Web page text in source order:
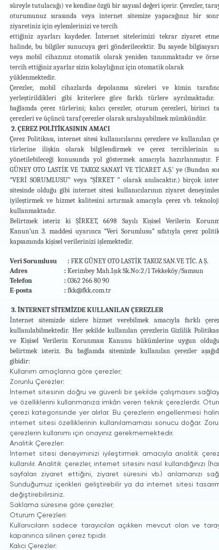
süreyle tutulacağı) ve kendine özgü bir sayısal değeri içerir. Çerezler,
oturumunuz sırasında veya internet sitemize yapacağınız bir
ziyaretiniz için eylemlerinizi ve tercih
ettiğiniz ayarları kaydeder. İnternet sitelerimizi tekrar ziyaret
halinde, bu bilgiler sunucuya geri gönderilecektir. Bu sayede
veya mobil cihazınız otomatik olarak yeniden tanınmaktadır ve
tercih ettiğiniz ayarlar sizin kolaylığınız için otomatik olarak
yüklenmektedir.
Çerezler, mobil cihazlarda depolanma süreleri ve kimin
yerleştirildikleri gibi kriterlere göre farklı türlere ayrılmaktadır.
bağlamda çerez türlerini; kalıcı çerezler, oturum çerezleri, birinci
çerezleri ve üçüncü taraf çerezler olarak sıralayabilmek mümkündür.
2. ÇEREZ POLİTİKASININ AMACI
Çerez Politikası, internet sitesi kullanıcılarını çerezlere ve kullanılan
türlerine ilişkin olarak bilgilendirmek ve çerez tercihlerinin
yönetilebileceği konusunda yol göstermek amacıyla hazırlanmıştır.
GÜNEY OTO LASTİK VE TAKOZ SANAYİ VE TİCARET A.Ş.’ ye (Bundan
“VERİ SORUMLUSU” veya “ŞİRKET ” olarak anılacaktır.) birçok
sitesinde olduğu gibi internet sitesi kullanıcılarının ziyaret
iyileştirmek ve hizmet kalitesini artırmak amacıyla çerez vb.
kullanmaktadır.
Belirtmek isteriz ki ŞİRKET, 6698 Sayılı Kişisel Verilerin
Kanun’un 3. maddesi uyarınca “Veri Sorumlusu” sıfatıyla çerez
kapsamında kişisel verilerinizi işlemektedir.
Veri Sorumlusu : FKK GÜNEY OTO LASTİK TAKOZ SAN.VE TİC. A Ş.
Adres : Kerimbey Mah.Işık Sk.No:2/1 Tekkeköy/Samsun
Telefon : 0362 266 80 90
E-posta : fkk@fkk.com.tr
3. İNTERNET SİTEMİZDE KULLANILAN ÇEREZLER
İnternet sitemizde sizlere hizmet verebilmek amacıyla farklı
kullanılabilmektedir. Her şekilde kullanılan çerezlerin Gizlilik
ve Kişisel Verilerin Korunması Kanunu hükümlerine uygun
belirtmek isteriz. Bu bağlamda sitemizde kullanılan çerezler
gibidir:
Kullanım amaçlarına göre çerezler;
Zorunlu Çerezler:
İnternet sitesinin doğru ve güvenli bir şekilde çalışmasını
ve özelliklerini kullanmanıza imkân veren teknik çerezlerdir.
çerezi kategorisinde yer alırlar. Bu çerezlerin engellenmesi
internet sitesi özelliklerinin kullanılamaması sonucu doğar.
çerezlerin kullanımı için onayınız gerekmemektedir.
Analitik Çerezler:
İnternet sitesi deneyiminizi iyileştirmek amacıyla analitik
kullanılır. Analitik çerezler, internet sitesini nasıl kullandığınızı
sayfaları ziyaret ettiğini, ziyaret süresini vb.) anlamanızı
Sunduğumuz içerikleri geliştirebilir ya da internet sitesi
değiştirebilirsiniz.
Saklama süresine göre çerezler;
Oturum Çerezleri:
Kullanıcıların sadece tarayıcıları açıkken mevcut olan ve
kapanınca silinen çerez tipidir.
Kalıcı Çerezler:
görüşlerinizi değerlendirmek ve bu kapsamda sizinle iletişime
5/2 (f) uyarınca veri sorumlusu olarak meşru menfaatlerimizin
toplayacak, kaydedecek, işleyecek, saklayacak ve
Ayrıca, kişisel verileriniz, resmi makamlarca ilgili mevzuata
emredici mevzuat hükümleri gereğince resmi makamlara
makamlara açık rızanız olmaksızın açıklanabilecektir. Kişisel
ya da potansiyel ihtilaflara ilişkin olarak gerekli olduğu ölçüde
kuruluşlarla paylaşılması da mümkün olabilir. Bu çerçevede
yerine getirmek amacıyla Kanun madde 5/2 (ç) kapsamında
amacıyla Kanun madde 5/2 (e) kapsamında açık rızanıza
Kişisel Verilerinizi Kimlere ve Hangi Amaçlarla Aktarabiliriz?
Yalnızca yukarıda belirtilen Kişisel Verilerin işlenmesi
Şirketimize ilettiğiniz Kişisel Verileriniz üçüncü kişi iş
firmalar ile ve gerekli hallerde hukuki yükümlülüklerimizi yerine
zorunlu olması halinde kamu kurum ve kuruluşları ile yargı
Kişisel Verilerinizi Hangi Yöntemlerle Topluyoruz?
Kişisel Verileriniz, web sitemiz üzerinden ilgili formların online
toplanmaktadır. Talebinizi daha iyi anlayabilmek adına,
yollarla, yazılı ya da sözlü olarak da sizden ek bilgi de talep
kapsamda işlenecektir.
Kişisel Verilerinize İlişkin Haklarınız Nelerdir?
Hatırlatmak isteriz ki Kişisel Verilerin Korunması Kanunu
Kişisel Verilerinizin işlenip işlenmediğini öğrenme,
Kişisel Verilerinizin işlenme amacını ve bunların amacına
Kişisel Verilerinizin aktarıldığı üçüncü kişileri bilme,
Kişisel Verilerinizin eksik veya yanlış işlenmiş olması
Kişisel Verilerinizin işlenme nedenlerinin ortadan kalkması
edilmesini isteme, bu hakkınızı kullanmanız halinde bu
bildirilmesini isteme,
Elde ettiğimiz bilgilerin otomatik sistemler ile analizi yoluyla
zarara uğramanız halinde tazminat talep etme.
Haklarınızı Nasıl Kullanabilirsiniz?
Kişisel verilerinizle ilgili başvuru ve taleplerinizi dilerseniz ‘‘Veri
Geçerli bir kimlik belgesi ile bizzat başvurarak, Kerimbey
göndererek,
Mobil imza veya güvenli elektronik imza ile imzalayıp
Kayıtlı elektronik posta (KEP) adresi ve güvenli elektronik
fkkguneyoto@hs01.kep.trkayıtlı elektronik posta (KEP)
Veri Sorumlusuna Başvuru Usul ve Esasları Hakkında Tebliğ
başvuru yazılı ise imza, T.C. kimlik numarası, (başvuruda
numarası veya varsa kimlik numarası), tebligata esas
elektronik posta adresi, telefon numarası ve faks
İlgili Kişi, yukarıda belirtilen hakları kullanmak için yapacağı
içeren başvuruda talep edilen hususu açık ve anlaşılır
başvuruya eklenmesi gerekmektedir.
Talep konusunun başvuranın şahsı ile ilgili olması
yapanın bu konuda özel olarak yetkili olması ve bu
Ayrıca başvurunun kimlik ve adres bilgilerini içermesi ve
gerekmektedir. Yetkisiz üçüncü kişilerin başkası adına